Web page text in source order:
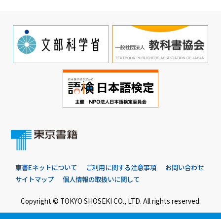
東書Eネットについて ご利用に関する注意事項
お問い合わせ
サイトマップ
個人情報の取扱いに関して
Copyright © TOKYO SHOSEKI CO., LTD. All rights reserved.